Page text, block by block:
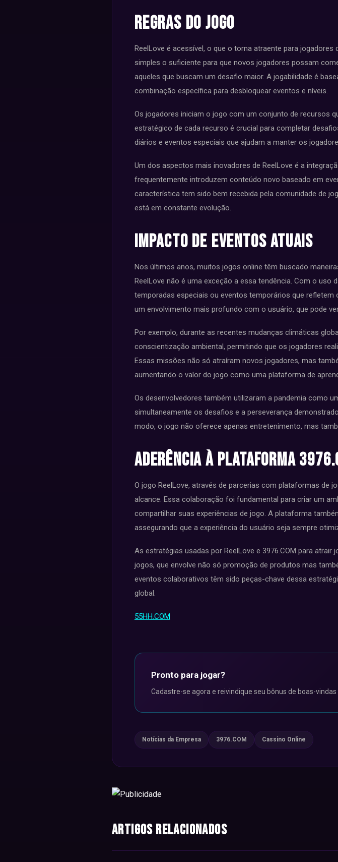
Regras do Jogo
ReelLove é acessível, o que o torna atraente para
simples o suficiente para que novos jogadores possam
aqueles que buscam um desafio maior. A jogabilidade é
combinação específica para desbloquear eventos e níveis.
Os jogadores iniciam o jogo com um conjunto de recursos
estratégico de cada recurso é crucial para completar
diários e eventos especiais que ajudam a manter os
Um dos aspectos mais inovadores de ReelLove é a
frequentemente introduzem conteúdo novo baseado em
característica tem sido bem recebida pela comunidade de
está em constante evolução.
Impacto de Eventos Atuais
Nos últimos anos, muitos jogos online têm buscado
ReelLove não é uma exceção a essa tendência. Com o uso
temporadas especiais ou eventos temporários que
um envolvimento mais profundo com o usuário, que pode
Por exemplo, durante as recentes mudanças climáticas
conscientização ambiental, permitindo que os jogadores
Essas missões não só atraíram novos jogadores, mas
aumentando o valor do jogo como uma plataforma de
Os desenvolvedores também utilizaram a pandemia como
simultaneamente os desafios e a perseverança
modo, o jogo não oferece apenas entretenimento, mas
Aderência à Plataforma
O jogo ReelLove, através de parcerias com plataformas de
alcance. Essa colaboração foi fundamental para criar um
compartilhar suas experiências de jogo. A plataforma
assegurando que a experiência do usuário seja sempre
As estratégias usadas por ReelLove e 3976.COM para
jogos, que envolve não só promoção de produtos mas
eventos colaborativos têm sido peças-chave dessa
global.
55HH.COM
Pronto para jogar?
Cadastre-se agora e reivindique seu bônus de boas-vindas
Notícias da Empresa 3976.COM Cassino Online
Artigos Relacionados